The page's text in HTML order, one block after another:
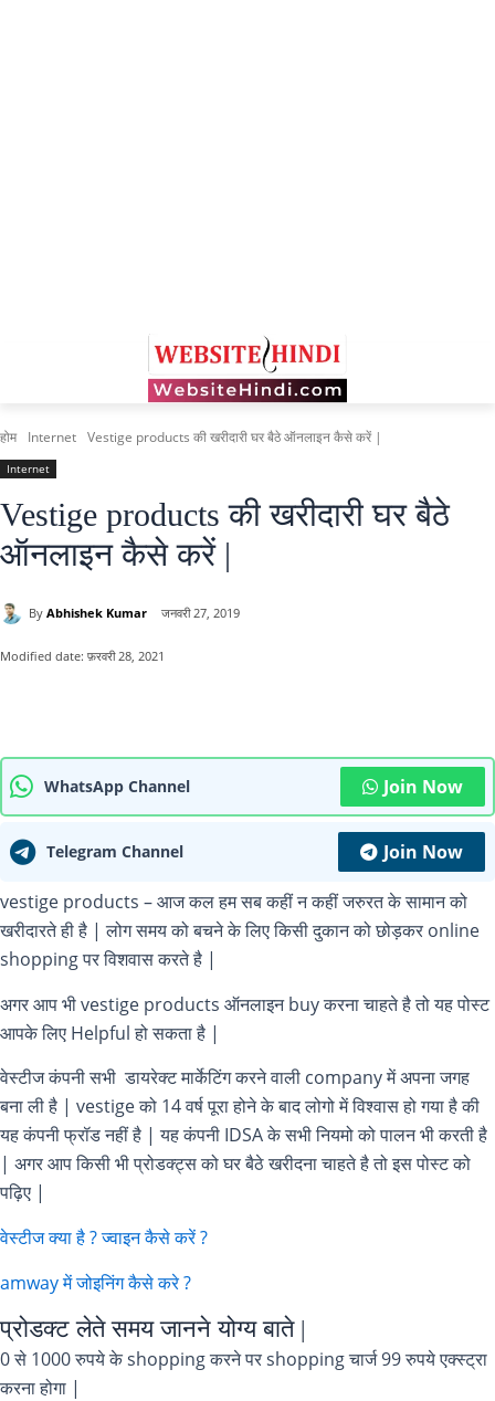
होम Internet Vestige products की खरीदारी घर बैठे ऑनलाइन कैसे करें |
Internet
Vestige products की खरीदारी घर बैठे
ऑनलाइन कैसे करें |
By Abhishek Kumar जनवरी 27, 2019
Modified date: फ़रवरी 28, 2021
WhatsApp Channel Join Now
Telegram Channel Join Now
vestige products – आज कल हम सब कहीं न कहीं जरुरत के सामान को
खरीदारते ही है | लोग समय को बचने के लिए किसी दुकान को छोड़कर online
shopping पर विशवास करते है |
अगर आप भी vestige products ऑनलाइन buy करना चाहते है तो यह पोस्ट
आपके लिए Helpful हो सकता है |
वेस्टीज कंपनी सभी डायरेक्ट मार्केटिंग करने वाली company में अपना जगह
बना ली है | vestige को 14 वर्ष पूरा होने के बाद लोगो में विश्वास हो गया है की
यह कंपनी फ्रॉड नहीं है | यह कंपनी IDSA के सभी नियमो को पालन भी करती है
| अगर आप किसी भी प्रोडक्ट्स को घर बैठे खरीदना चाहते है तो इस पोस्ट को
पढ़िए |
वेस्टीज क्या है ? ज्वाइन कैसे करें ?
amway में जोइनिंग कैसे करे ?
प्रोडक्ट लेते समय जानने योग्य बाते |
0 से 1000 रुपये के shopping करने पर shopping चार्ज 99 रुपये एक्स्ट्रा
करना होगा |